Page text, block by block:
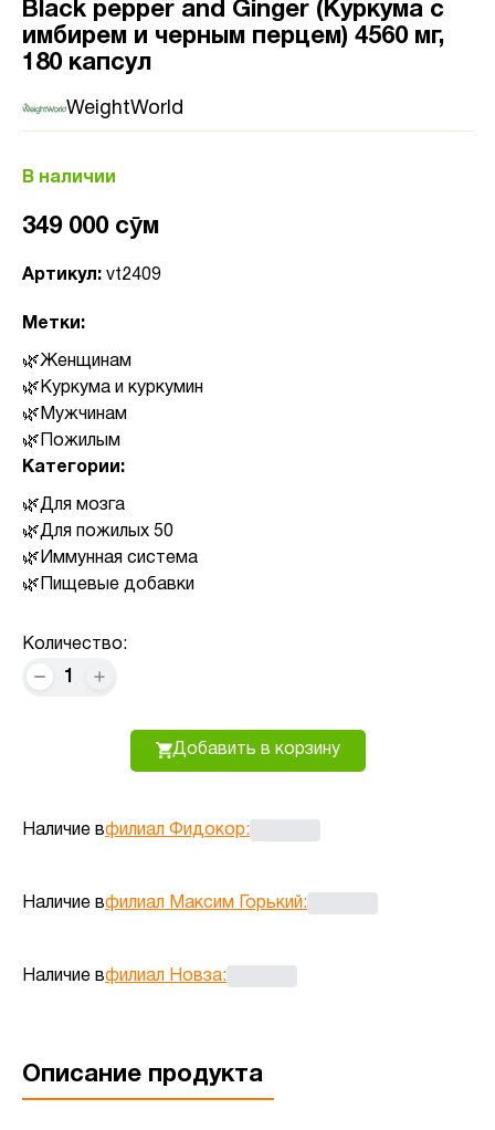
Black pepper and Ginger (Куркума с
имбирем и черным перцем) 4560 мг,
180 капсул
WeightWorld
В наличии
349 000 сӯм
Артикул: vt2409
Метки:
Женщинам
Куркума и куркумин
Мужчинам
Пожилым
Категории:
Для мозга
Для пожилых 50
Иммунная система
Пищевые добавки
Количество:
1
Добавить в корзину
Наличие вфилиал Фидокор:
Наличие вфилиал Максим Горький:
Наличие вфилиал Новза:
Описание продукта